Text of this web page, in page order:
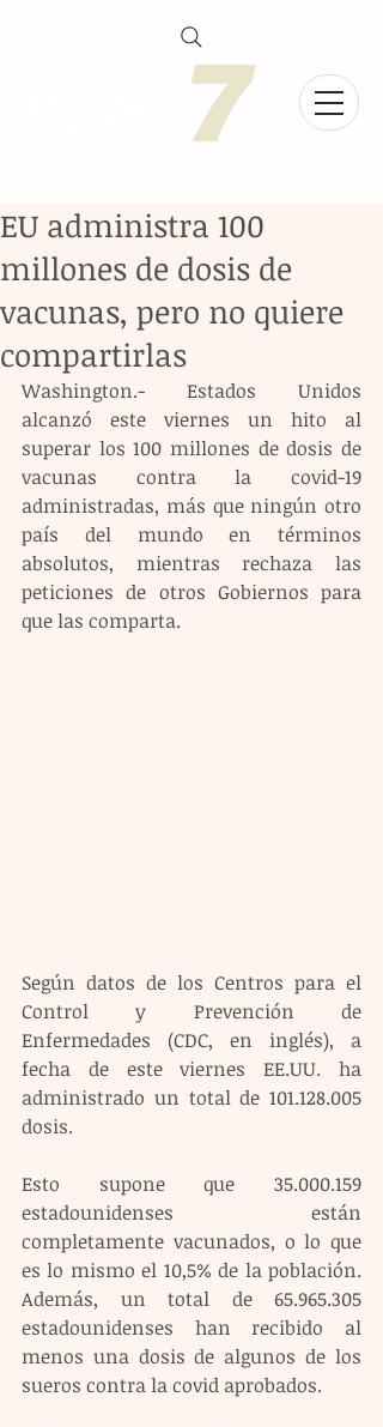
EU administra 100
millones de dosis de
vacunas, pero no quiere
compartirlas
Washington.- Estados Unidos
alcanzó este viernes un hito al
superar los 100 millones de dosis de
vacunas contra la covid-19
administradas, más que ningún otro
país del mundo en términos
absolutos, mientras rechaza las
peticiones de otros Gobiernos para
que las comparta.
Según datos de los Centros para el
Control y Prevención de
Enfermedades (CDC, en inglés), a
fecha de este viernes EE.UU. ha
administrado un total de 101.128.005
dosis.
Esto supone que 35.000.159
estadounidenses están
completamente vacunados, o lo que
es lo mismo el 10,5% de la población.
Además, un total de 65.965.305
estadounidenses han recibido al
menos una dosis de algunos de los
sueros contra la covid aprobados.